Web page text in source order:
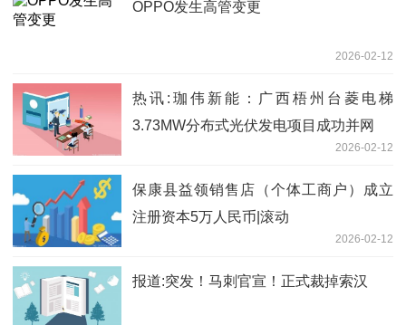
OPPO发生高管变更
2026-02-12
热讯:珈伟新能：广西梧州台菱电梯
3.73MW分布式光伏发电项目成功并网
2026-02-12
保康县益领销售店（个体工商户）成立
注册资本5万人民币|滚动
2026-02-12
报道:突发！马刺官宣！正式裁掉索汉